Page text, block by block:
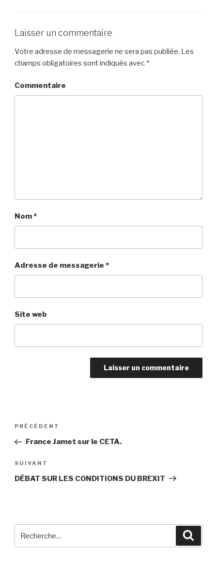
Laisser un commentaire
Votre adresse de messagerie ne sera pas publiée. Les
champs obligatoires sont indiqués avec *
Commentaire
Nom*
Adresse de messagerie *
Site web
Navigation
l’article
Article
précédent
PRÉCÉDENT
France Jamet sur le CETA.
Article
suivant
SUIVANT
DÉBAT SUR LES CONDITIONS DU BREXIT